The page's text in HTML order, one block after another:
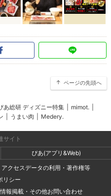
ページの先頭へ
あ総研 ディズニー特集 mimot.
うまい肉 Medery.
サイト
ぴあ(アプリ&Web)
アクセスデータの利用・著作権等
リシー
報掲載・その他お問い合わせ